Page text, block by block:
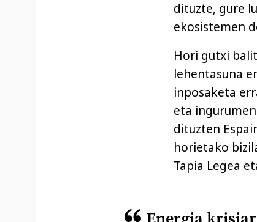
dituzte, gure
ekosistemen
Hori gutxi
lehentasuna
inposaketa
eta
dituzten
horietako
Tapia Legea